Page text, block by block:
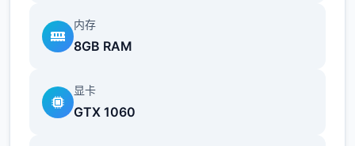
相较于前作《用洗脑APP对高傲大小姐为所欲
为的模拟游戏》，本作全面升级！
新增语、换装等系统及追加姿势，自由度大幅
提升！t教系统
内存
8GB RAM
显卡
GTX 1060